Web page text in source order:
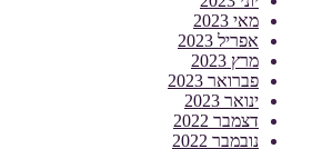
מאי 2023
אפריל 2023
מרץ 2023
פברואר 2023
ינואר 2023
דצמבר 2022
נובמבר 2022